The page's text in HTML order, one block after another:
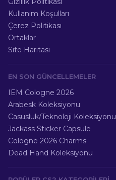
Kullanım Koşulları
Çerez Politikası
Ortaklar
Site Haritası
EN SON GÜNCELLEMELER
IEM Cologne 2026
Arabesk Koleksiyonu
Casusluk/Teknoloji Koleksiyonu
Jackass Sticker Capsule
Cologne 2026 Charms
Dead Hand Koleksiyonu